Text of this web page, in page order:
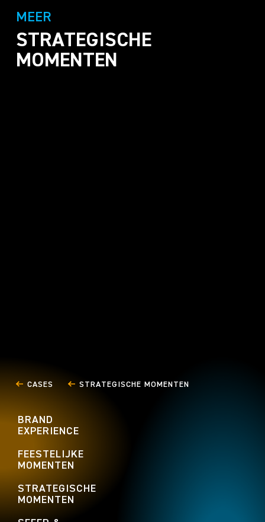
MEER
STRATEGISCHE
MOMENTEN
CASES STRATEGISCHE MOMENTEN
BRAND
EXPERIENCE
FEESTELIJKE
MOMENTEN
STRATEGISCHE
MOMENTEN